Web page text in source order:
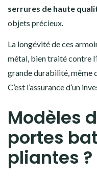
serrures de haute
objets précieux.
La longévité de ces
métal, bien traité contre
grande durabilité, même
C’est l’assurance d’un
Modèles
portes
pliantes ?